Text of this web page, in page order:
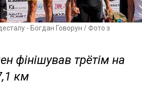
- Богдан Говорун / Фото з
фінішував трётім на
км